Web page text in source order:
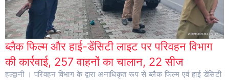
ब्लैक फिल्म और हाई-डेंसिटी लाइट पर परिवहन विभाग
की कार्रवाई, 257 वाहनों का चालान, 22 सीज
हल्द्वानी । परिवहन विभाग के द्वारा अनाधिकृत रूप से ब्लैक फिल्म एवं हाई डेंसिटी